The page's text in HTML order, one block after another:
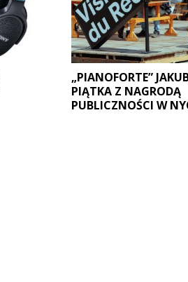
„PIANOFORTE”
PIĄTKA Z NAGRODĄ
PUBLICZNOŚCI W